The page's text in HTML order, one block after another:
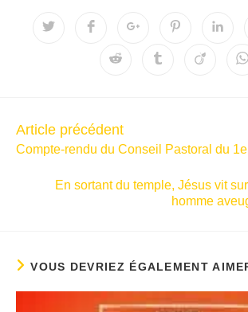
Article précédent
Compte-rendu du Conseil Pastoral du
En sortant du temple, Jésus vit
homme
VOUS DEVRIEZ ÉGALEMENT